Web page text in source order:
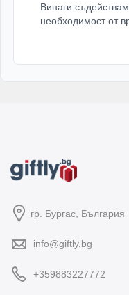
Винаги
необходимост от
гр. Бургас, България
info@giftly.bg
+359883227772